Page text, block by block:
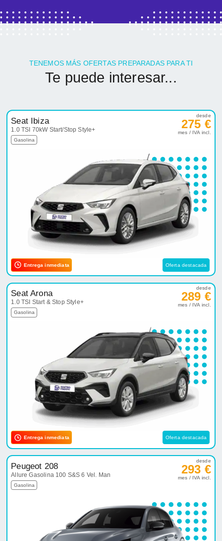
TENEMOS MÁS OFERTAS PREPARADAS PARA TI
Te puede interesar...
Seat Ibiza
1.0 TSI 70kW Start/Stop Style+
Gasolina
desde
275 €
mes / IVA incl.
Entrega inmediata Oferta destacada
Seat Arona
1.0 TSI Start & Stop Style+
Gasolina
desde
289 €
mes / IVA incl.
Entrega inmediata Oferta destacada
Peugeot 208
Allure Gasolina 100 S&S 6 Vel. Man
Gasolina
desde
293 €
mes / IVA incl.